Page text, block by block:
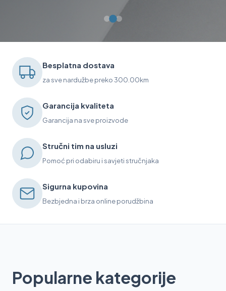
Besplatna dostava
za sve nardužbe preko 300.00km
Garancija kvaliteta
Garancija na sve proizvode
Stručni tim na usluzi
Pomoć pri odabiru i savjeti stručnjaka
Sigurna kupovina
Bezbjedna i brza online porudžbina
Popularne kategorije